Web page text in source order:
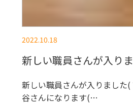
2022.10.18
新しい職員さんが入り
新しい職員さんが入りました
谷さんになります(…